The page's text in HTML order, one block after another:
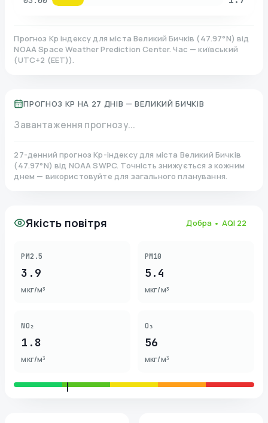
Прогноз Kp індексу для міста Великий Бичків (47.97°N)від
NOAA Space Weather Prediction Center. Час — київський
(UTC+2 (EET)).
ПРОГНОЗ KP НА 27 ДНІВ — ВЕЛИКИЙ БИЧКІВ
Завантаження прогнозу...
27-денний прогноз Kp-індексу для міста Великий Бичків
(47.97°N)від NOAA SWPC. Точність знижується з кожним
днем — використовуйте для загального планування.
Якість повітря Добра • AQI 22
PM2.5
3.9
мкг/м³
PM10
5.4
мкг/м³
NO₂
1.8
мкг/м³
O₃
56
мкг/м³